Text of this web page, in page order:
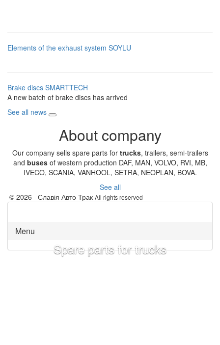
Spare parts for trucks
Elements of the exhaust system SOYLU
Brake discs SMARTTECH
A new batch of brake discs has arrived
See all news
About company
Our company sells spare parts for trucks, trailers, semi-trailers
and busesof western production DAF, MAN, VOLVO, RVI, MB,
IVECO, SCANIA, VANHOOL, SETRA, NEOPLAN, BOVA.
See all
© 2026 Славія Авто Трак All rights reserved
Menu